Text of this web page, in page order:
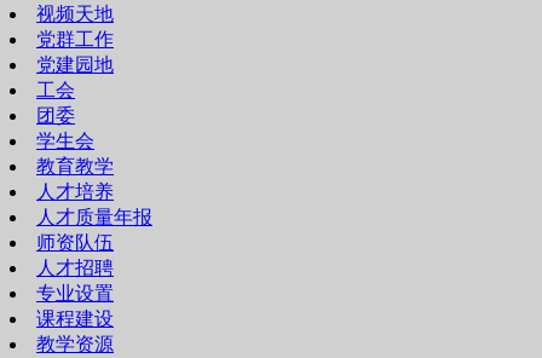
视频天地
党群工作
党建园地
工会
团委
学生会
教育教学
人才培养
人才质量年报
师资队伍
人才招聘
专业设置
课程建设
教学资源